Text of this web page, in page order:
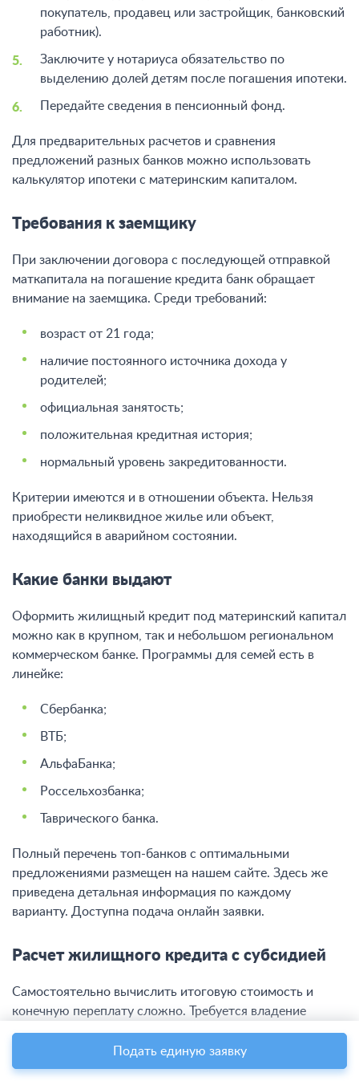
покупатель, продавец или застройщик, банковский
работник).
Заключите у нотариуса обязательство по
выделению долей детям после погашения ипотеки.
Передайте сведения в пенсионный фонд.
Для предварительных расчетов и сравнения
предложений разных банков можно использовать
калькулятор ипотеки с материнским капиталом.
Требования к заемщику
При заключении договора с последующей отправкой
маткапитала на погашение кредита банк обращает
внимание на заемщика. Среди требований:
возраст от 21 года;
наличие постоянного источника дохода у
родителей;
официальная занятость;
положительная кредитная история;
нормальный уровень закредитованности.
Критерии имеются и в отношении объекта. Нельзя
приобрести неликвидное жилье или объект,
находящийся в аварийном состоянии.
Какие банки выдают
Оформить жилищный кредит под материнский капитал
можно как в крупном, так и небольшом региональном
коммерческом банке. Программы для семей есть в
линейке:
Сбербанка;
ВТБ;
АльфаБанка;
Россельхозбанка;
Таврического банка.
Полный перечень топ-банков с оптимальными
предложениями размещен на нашем сайте. Здесь же
приведена детальная информация по каждому
варианту. Доступна подача онлайн заявки.
Расчет жилищного кредита с субсидией
Самостоятельно вычислить итоговую стоимость и
конечную переплату сложно. Требуется владение
сложными формулами и понимание сути банковского
продукта. Лучше воспользоваться калькулятором
ипотеки на материнский капитал на нашем портале.
Подать единую заявку